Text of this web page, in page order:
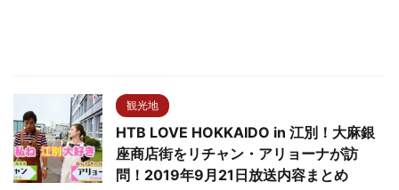
観光地
HTB LOVE HOKKAIDO in 江別！大麻銀
座商店街をリチャン・アリョーナが訪
問！2019年9月21日放送内容まとめ